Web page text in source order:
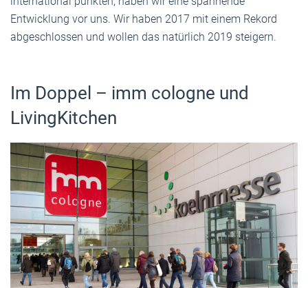
Entwicklung vor uns. Wir haben 2017 mit einem Rekord
abgeschlossen und wollen das natürlich 2019 steigern.
Im Doppel – imm cologne und
LivingKitchen